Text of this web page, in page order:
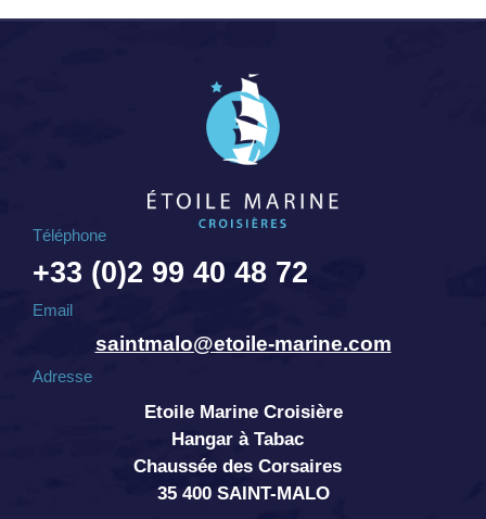
Téléphone
+33 (0)2 99 40 48 72
Email
saintmalo@etoile-marine.com
Adresse
Etoile Marine Croisière
Hangar à Tabac
Chaussée des Corsaires
35 400 SAINT-MALO